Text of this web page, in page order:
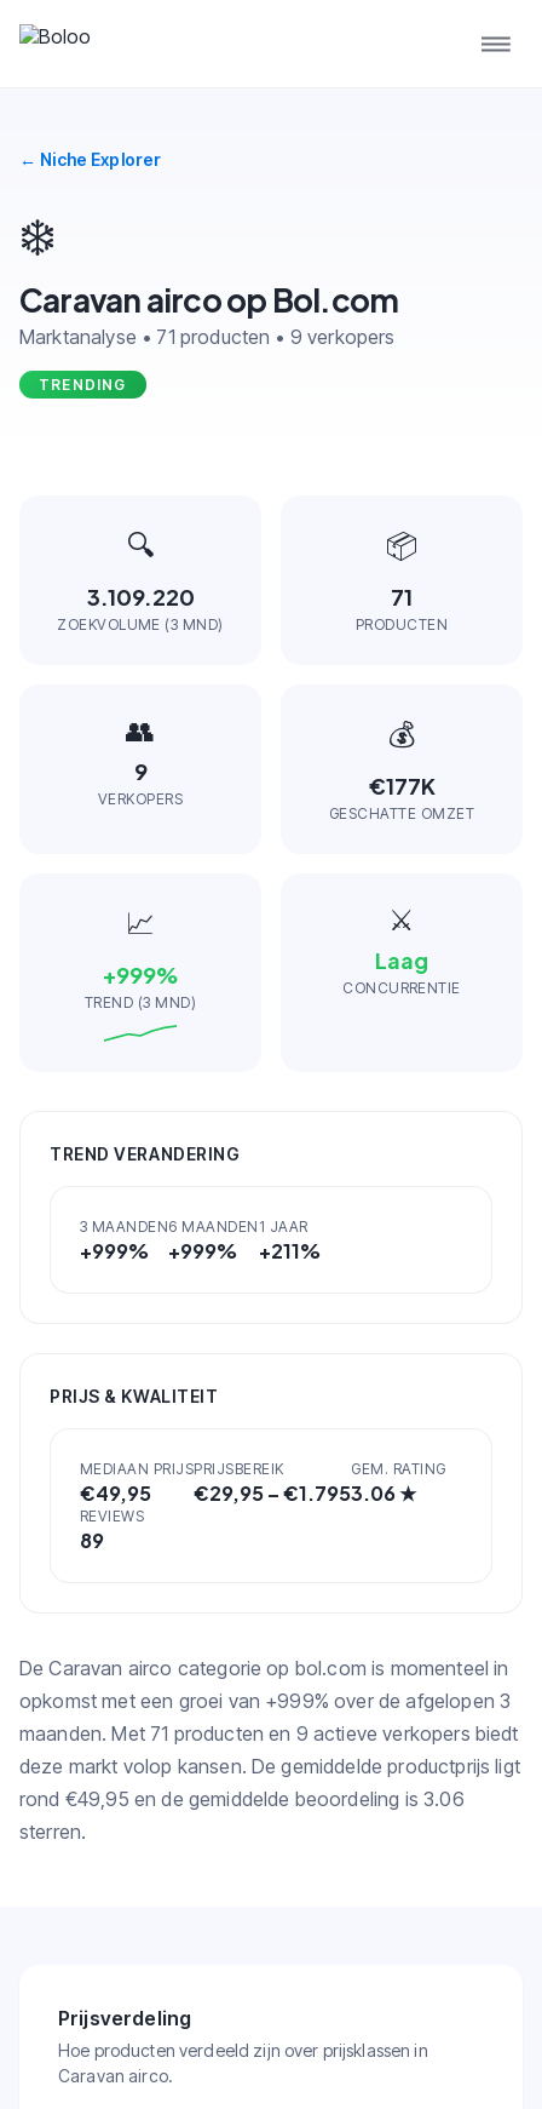
← Niche Explorer
❄️
Caravan airco op Bol.com
Marktanalyse • 71 producten • 9 verkopers
TRENDING
🔍
3.109.220
ZOEKVOLUME (3 MND)
📦
71
PRODUCTEN
👥
9
VERKOPERS
💰
€177K
GESCHATTE OMZET
📈
+999%
TREND (3 MND)
⚔️
Laag
CONCURRENTIE
TREND VERANDERING
3 MAANDEN
+999%
6 MAANDEN
+999%
1 JAAR
+211%
PRIJS & KWALITEIT
MEDIAAN PRIJS
€49,95
PRIJSBEREIK
€29,95– €1.795
GEM. RATING
3.06★
REVIEWS
89
De Caravan airco categorie op bol.com is momenteel in
opkomst met een groei van +999% over de afgelopen 3
maanden. Met 71 producten en 9 actieve verkopers biedt
deze markt volop kansen. De gemiddelde productprijs ligt
rond €49,95 en de gemiddelde beoordeling is 3.06
sterren.
Prijsverdeling
Hoe producten verdeeld zijn over prijsklassen in
Caravan airco.